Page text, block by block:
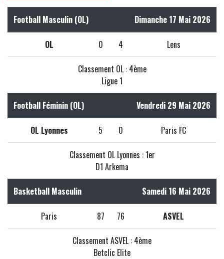
Football Masculin (OL) Dimanche 17 Mai 2026
OL 0 4 Lens
Classement OL : 4ème
Ligue 1
Football Féminin (OL) Vendredi 29 Mai 2026
OL Lyonnes 5 0 Paris FC
Classement OL Lyonnes : 1er
D1 Arkema
Basketball Masculin Samedi 16 Mai 2026
Paris 87 76 ASVEL
Classement ASVEL : 4ème
Betclic Elite